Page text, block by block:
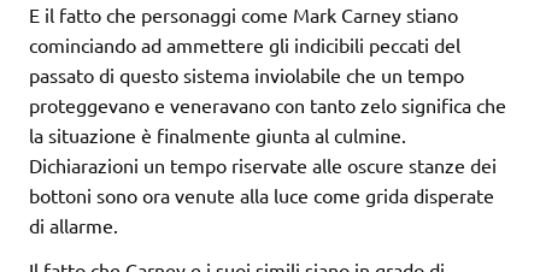
E il fatto che personaggi come Mark Carney stiano
cominciando ad ammettere gli indicibili peccati del
passato di questo sistema inviolabile che un tempo
proteggevano e veneravano con tanto zelo significa che
la situazione è finalmente giunta al culmine.
Dichiarazioni un tempo riservate alle oscure stanze dei
bottoni sono ora venute alla luce come grida disperate
di allarme.